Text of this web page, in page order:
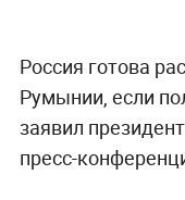
Россия готова
Румынии, если
заявил
пресс-